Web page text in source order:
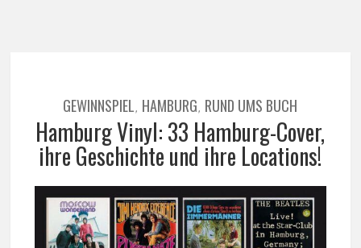
GEWINNSPIEL, HAMBURG, RUND UMS BUCH
Hamburg Vinyl: 33 Hamburg-Cover,
ihre Geschichte und ihre Locations!